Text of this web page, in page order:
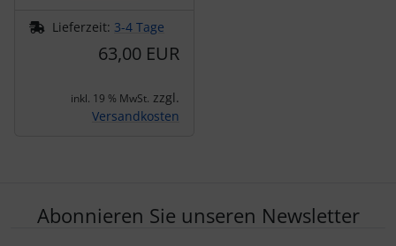
Lieferzeit: 3-4 Tage
63,00 EUR
inkl. 19 % MwSt. zzgl.
Versandkosten
Abonnieren Sie unseren Newsletter